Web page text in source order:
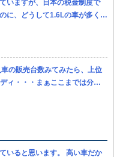
いますが、日本の税金制度で
に、どうして1.6Lの車が多く存
のS60や、BMWの...
の販売台数みてみたら、上位
ィ・・・まぁここまでは分か
ルボディーラーの評判はあま
いると思います。 高い車だか